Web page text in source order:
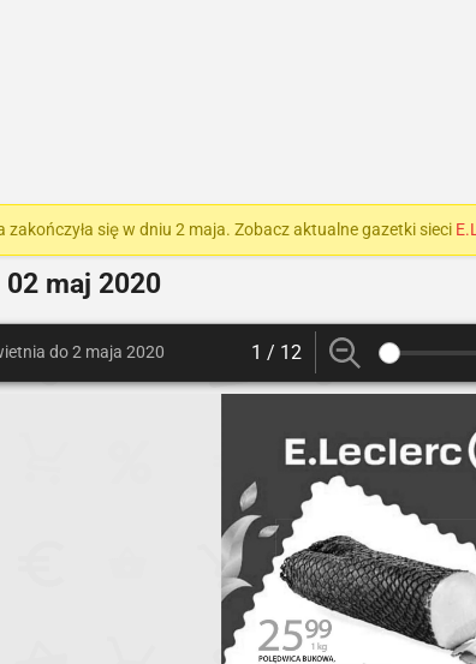
zakończyła się w dniu 2 maja. Zobacz aktualne gazetki sieci
maj 2020
do 2 maja 2020 1 / 12